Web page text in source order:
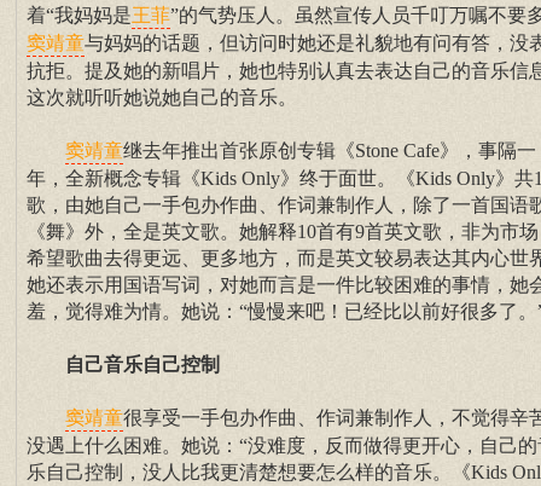
着“我妈妈是王菲”的气势压人。虽然宣传人员千叮万嘱不要
窦靖童与妈妈的话题，但访问时她还是礼貌地有问有答，没
抗拒。提及她的新唱片，她也特别认真去表达自己的音乐信
这次就听听她说她自己的音乐。
窦靖童继去年推出首张原创专辑《Stone Cafe》，事隔一
年，全新概念专辑《Kids Only》终于面世。《Kids Only》共
歌，由她自己一手包办作曲、作词兼制作人，除了一首国语
《舞》外，全是英文歌。她解释10首有9首英文歌，非为市
希望歌曲去得更远、更多地方，而是英文较易表达其内心世
她还表示用国语写词，对她而言是一件比较困难的事情，她
羞，觉得难为情。她说：“慢慢来吧！已经比以前好很多了。
自己音乐自己控制
窦靖童很享受一手包办作曲、作词兼制作人，不觉得辛
没遇上什么困难。她说：“没难度，反而做得更开心，自己的
乐自己控制，没人比我更清楚想要怎么样的音乐。《Kids